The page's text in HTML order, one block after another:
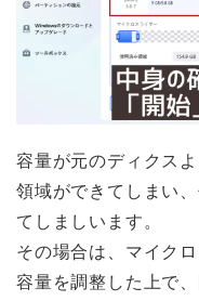
容量が元のディクス
領域ができてしまい
てしましいます。
その場合は、マイク
容量を調整した上で